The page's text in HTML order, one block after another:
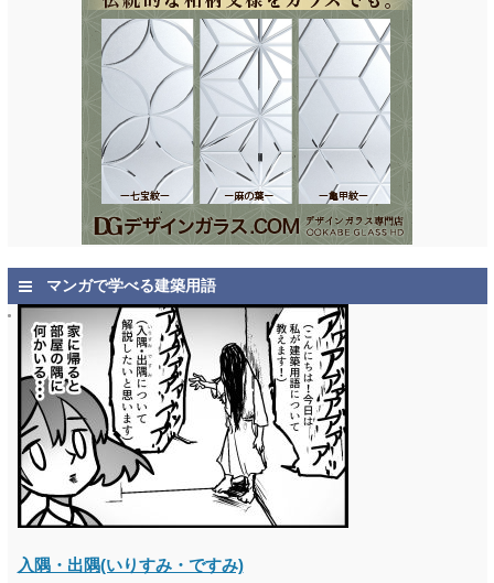
マンガで学べる建築用語
入隅・出隅(いりすみ・ですみ)